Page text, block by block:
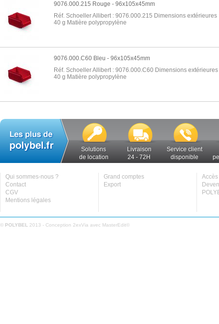
9076.000.215 Rouge - 96x105x45mm
Réf. Schoeller Allibert : 9076.000.215 Dimensions
40 g Matière polypropylène
9076.000.C60 Bleu - 96x105x45mm
Réf. Schoeller Allibert : 9076.000.C60 Dimensions
40 g Matière polypropylène
Solutions
de location
Livraison
24 - 72H
Service client
disponible
Qui sommes-nous ?
Contact
CGV
Mentions légales
Grand comptes
Export
© POLYBEL 2013 - Conception 2exVia avec MasterEdit©